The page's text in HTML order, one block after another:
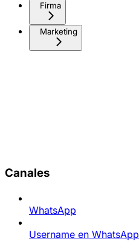
Firma
Marketing
Canales
WhatsApp
Username en WhatsApp